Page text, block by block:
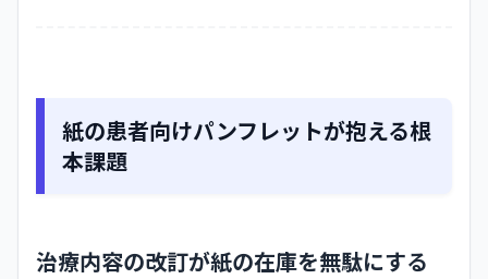
紙の患者向けパンフレットが抱える根
本課題
治療内容の改訂が紙の在庫を無駄にする